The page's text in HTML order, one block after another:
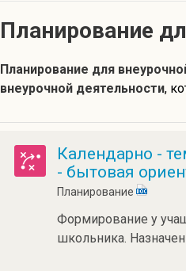
Планирование
Планирование для
внеурочной деятельности,
Календарно -
- бытовая
Планирование
Формирование у
школьника.